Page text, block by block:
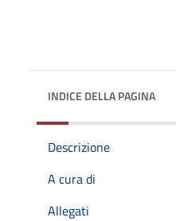
INDICE DELLA PAGINA
Descrizione
A cura di
Allegati